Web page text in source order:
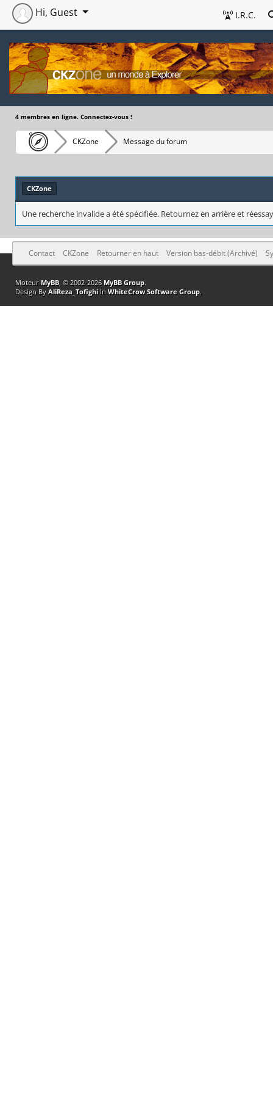
I.R.C.
Hi, Guest
4 membres en ligne. Connectez-vous !
CKZone Message du forum
CKZone
Une recherche invalide a été spécifiée. Retournez en arrière et
Contact CKZone Retourner en haut Version bas-débit (Archivé)
Moteur MyBB, © 2002-2026 MyBB Group.
Design By AliReza_TofighiIn WhiteCrow Software Group.